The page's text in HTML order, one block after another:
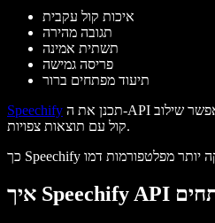
איכות קול עקבית
תגובה מהירה
תשתית אמינה
פריסה גמישה
תיעוד מפתחים ברור
Speechify
קול עם תוצאות צפויות.